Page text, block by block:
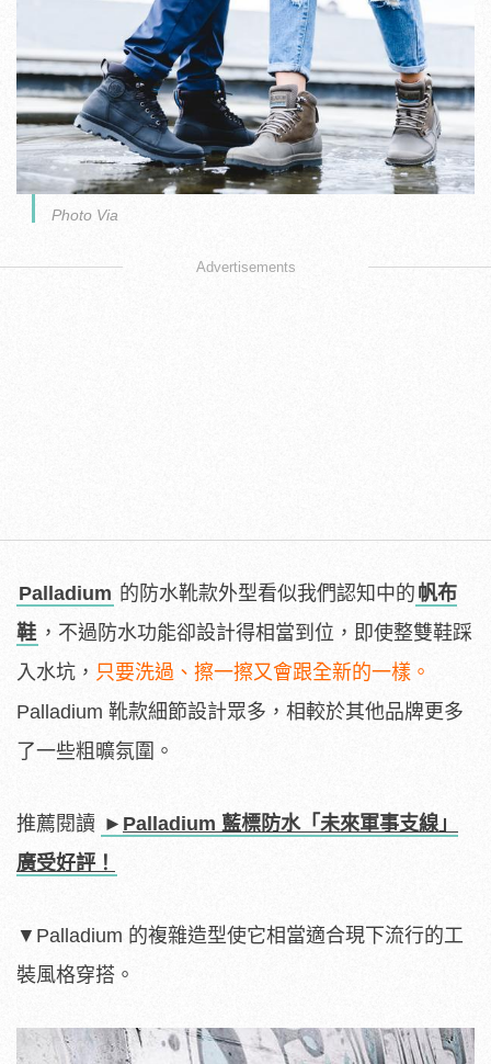
Photo Via
Advertisements
Palladium 的防水靴款外型看似我們認知中的 帆布
鞋 ，不過防水功能卻設計得相當到位，即使整雙鞋踩
入水坑， 只要洗過、擦一擦又會跟全新的一樣。
Palladium 靴款細節設計眾多，相較於其他品牌更多
了一些粗曠氛圍。
推薦閱讀 ► Palladium 藍標防水「未來軍事支線」
廣受好評！
▼Palladium 的複雜造型使它相當適合現下流行的工
裝風格穿搭。